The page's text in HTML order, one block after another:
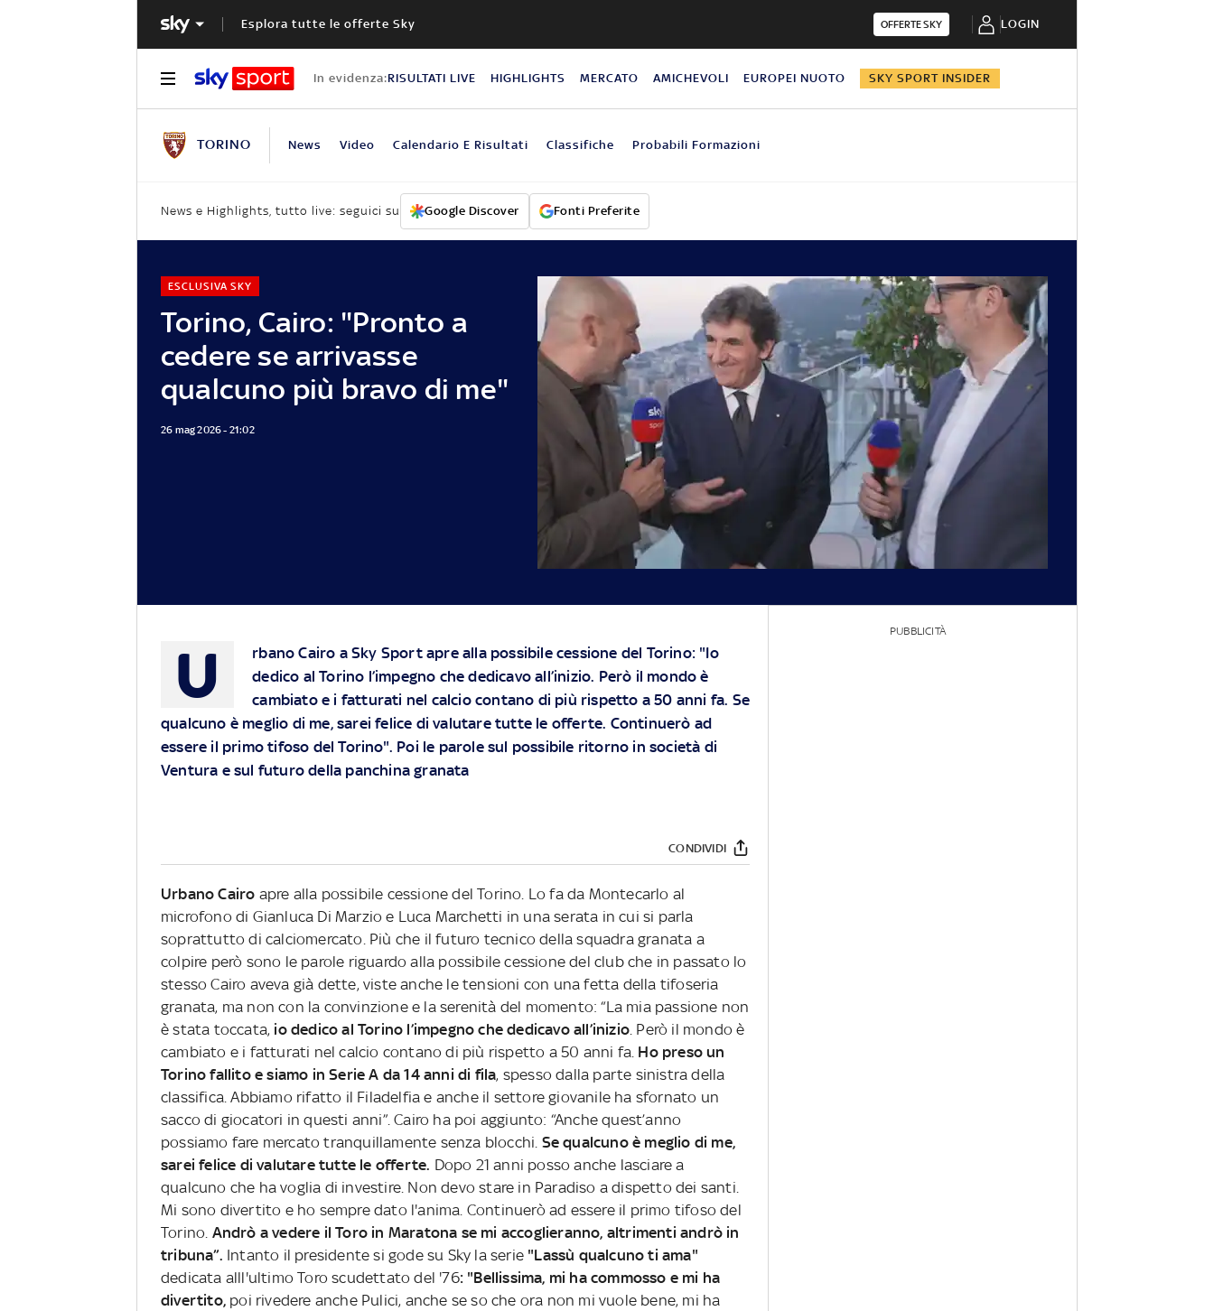
Esplora tutte le offerte Sky OFFERTE SKY LOGIN
In evidenza:RISULTATI LIVE HIGHLIGHTS MERCATO AMICHEVOLI EUROPEI NUOTO SKY SPORT INSIDER
TORINO News Video Calendario E Risultati Classifiche Probabili Formazioni
News e Highlights, tutto live: seguici su Google Discover Fonti Preferite
Torino, Cairo: "Pronto a
cedere se arrivasse
qualcuno più bravo di me"
ESCLUSIVA SKY
26 mag 2026 - 21:02
U
rbano Cairo a Sky Sport apre alla possibile cessione del Torino: "Io
dedico al Torino l’impegno che dedicavo all’inizio. Però il mondo è
cambiato e i fatturati nel calcio contano di più rispetto a 50 anni fa. Se
qualcuno è meglio di me, sarei felice di valutare tutte le offerte. Continuerò ad
essere il primo tifoso del Torino". Poi le parole sul possibile ritorno in società di
Ventura e sul futuro della panchina granata
CONDIVIDI
Urbano Cairo apre alla possibile cessione del Torino. Lo fa da Montecarlo al
microfono di Gianluca Di Marzio e Luca Marchetti in una serata in cui si parla
soprattutto di calciomercato. Più che il futuro tecnico della squadra granata a
colpire però sono le parole riguardo alla possibile cessione del club che in passato lo
stesso Cairo aveva già dette, viste anche le tensioni con una fetta della tifoseria
granata, ma non con la convinzione e la serenità del momento: “La mia passione non
è stata toccata, io dedico al Torino l’impegno che dedicavo all’inizio. Però il mondo è
cambiato e i fatturati nel calcio contano di più rispetto a 50 anni fa. Ho preso un
Torino fallito e siamo in Serie A da 14 anni di fila, spesso dalla parte sinistra della
classifica. Abbiamo rifatto il Filadelfia e anche il settore giovanile ha sfornato un
sacco di giocatori in questi anni”. Cairo ha poi aggiunto: “Anche quest’anno
possiamo fare mercato tranquillamente senza blocchi. Se qualcuno è meglio di me,
sarei felice di valutare tutte le offerte. Dopo 21 anni posso anche lasciare a
qualcuno che ha voglia di investire. Non devo stare in Paradiso a dispetto dei santi.
Mi sono divertito e ho sempre dato l'anima. Continuerò ad essere il primo tifoso del
Torino. Andrò a vedere il Toro in Maratona se mi accoglieranno, altrimenti andrò in
tribuna”. Intanto il presidente si gode su Sky la serie "Lassù qualcuno ti ama"
dedicata alll'ultimo Toro scudettato del '76: "Bellissima, mi ha commosso e mi ha
divertito, poi rivedere anche Pulici, anche se so che ora non mi vuole bene, mi ha
PUBBLICITÀ